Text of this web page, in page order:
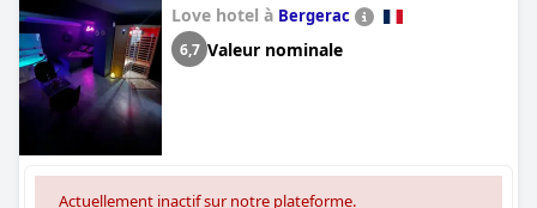
Love hotel à Bergerac
6,7 Valeur nominale
Actuellement inactif sur notre plateforme.